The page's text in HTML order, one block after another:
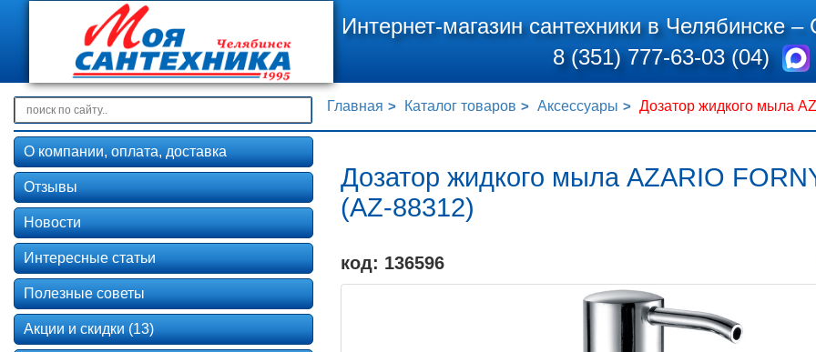
Интернет-магазин сантехники в Челябинске –
8 (351) 777-63-03 (04)
Главная Каталог товаров Аксессуары Дозатор жидкого мыла
Дозатор жидкого мыла AZARIO
(AZ-88312)
код: 136596
О компании, оплата, доставка
Отзывы
Новости
Интересные статьи
Полезные советы
Акции и скидки (13)